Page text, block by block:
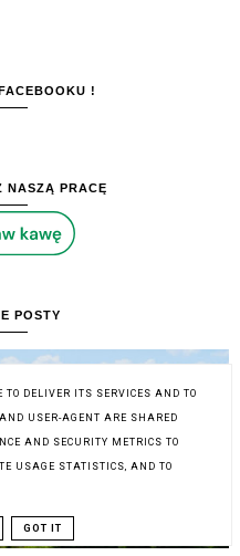
!
NASZĄ PRACĘ
POSTY
TO DELIVER ITS SERVICES AND TO
USER-AGENT ARE SHARED
AND SECURITY METRICS TO
USAGE STATISTICS, AND TO
GOT IT